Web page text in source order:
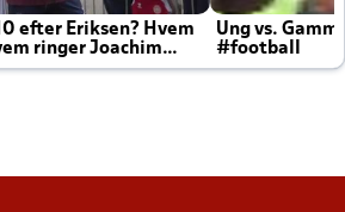
efter Eriksen? Hvem
ringer Joachim
Ung vs.
#football